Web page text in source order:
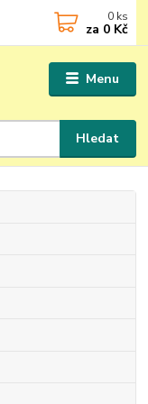
Menu
Hledat
0 ks
za 0 Kč